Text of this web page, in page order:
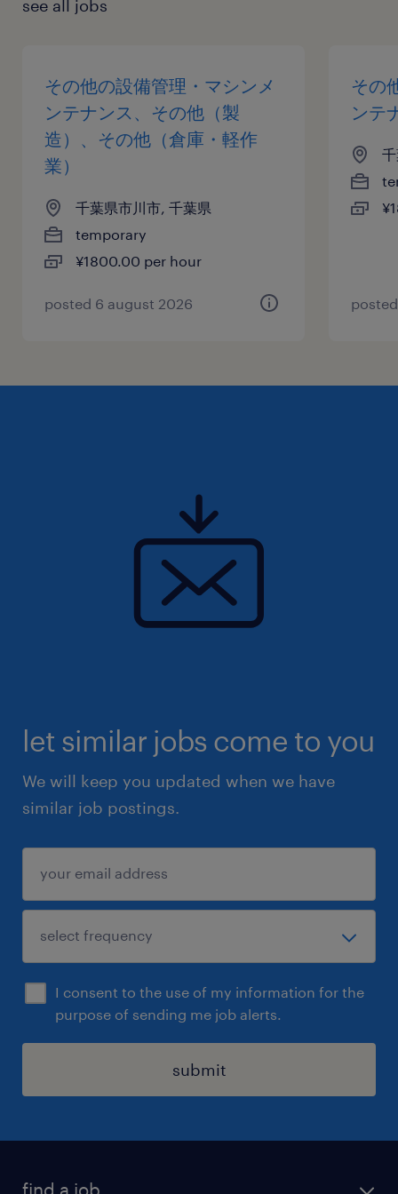
see all jobs
その他の設備管理・マシンメ
ンテナンス、その他（製
造）、その他（倉庫・軽作
業）
千葉県市川市, 千葉県
temporary
¥1800.00 per hour
posted 6 august 2026
その
ンテ
let similar jobs come to you
We will keep you updated when we have
similar job postings.
I consent to the use of my information for the
purpose of sending me job alerts.
submit
find a job